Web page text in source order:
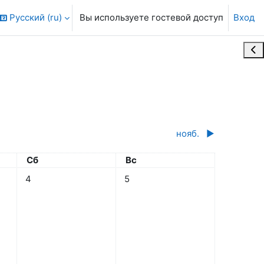
Русский ‎(ru)‎ Вы используете гостевой доступ Вход
нояб. ▶︎
Суббота
Сб Воскресенье
Вс
3 октябряНет событий, суббота 4 октября
4 Нет событий, воскресенье 5
5